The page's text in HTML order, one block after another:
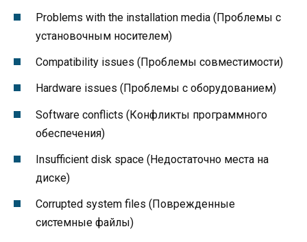
Problems with the installation media (Проблемы с
установочным носителем)
Compatibility issues (Проблемы совместимости)
Hardware issues (Проблемы с оборудованием)
Software conflicts (Конфликты программного
обеспечения)
Insufficient disk space (Недостаточно места на
диске)
Corrupted system files (Поврежденные
системные файлы)